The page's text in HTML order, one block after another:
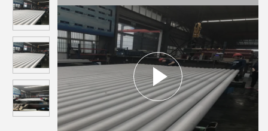
sanitário ou industrial